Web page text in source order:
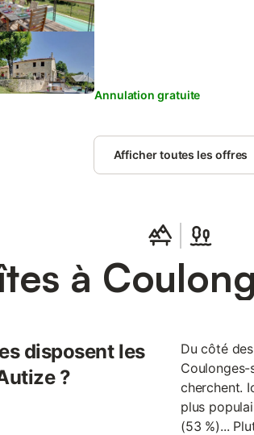
Annulation gratuite
Afficher toutes les offres
à
disposent les
?
Du côté
cherchent.
plus
(53 %)...